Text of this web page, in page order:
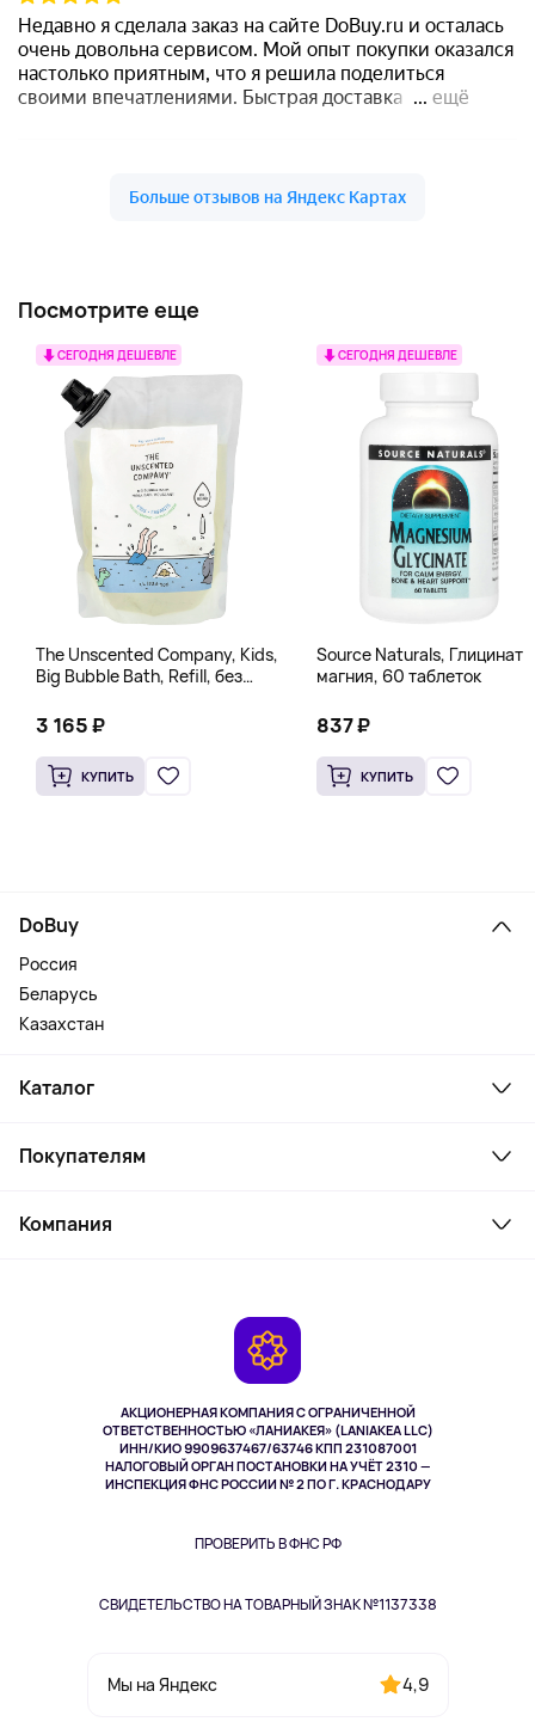
Посмотрите еще
СЕГОДНЯ ДЕШЕВЛЕ
The Unscented Company, Kids,
Big Bubble Bath, Refill, без
Унции)
3 165 ₽
КУПИТЬ
СЕГОДНЯ ДЕШЕВЛЕ
Source Naturals, Глицинат
магния, 60 таблеток
837 ₽
КУПИТЬ
АКЦИОНЕРНАЯ КОМПАНИЯ С ОГРАНИЧЕННОЙ
ОТВЕТСТВЕННОСТЬЮ «ЛАНИАКЕЯ» (LANIAKEA LLC)
ИНН/КИО 9909637467/63746 КПП 231087001
НАЛОГОВЫЙ ОРГАН ПОСТАНОВКИ НА УЧЁТ 2310 —
ИНСПЕКЦИЯ ФНС РОССИИ № 2 ПО Г. КРАСНОДАРУ
ПРОВЕРИТЬ В ФНС РФ
СВИДЕТЕЛЬСТВО НА ТОВАРНЫЙ ЗНАК №1137338
Мы на Яндекс 4,9
DoBuy
Россия
Беларусь
Казахстан
Каталог
Ноутбуки, мониторы, VR
Косметика и уход
Здоровье питомцев
Одежда и аксессуары
Покупателям
Как заказать
Компания